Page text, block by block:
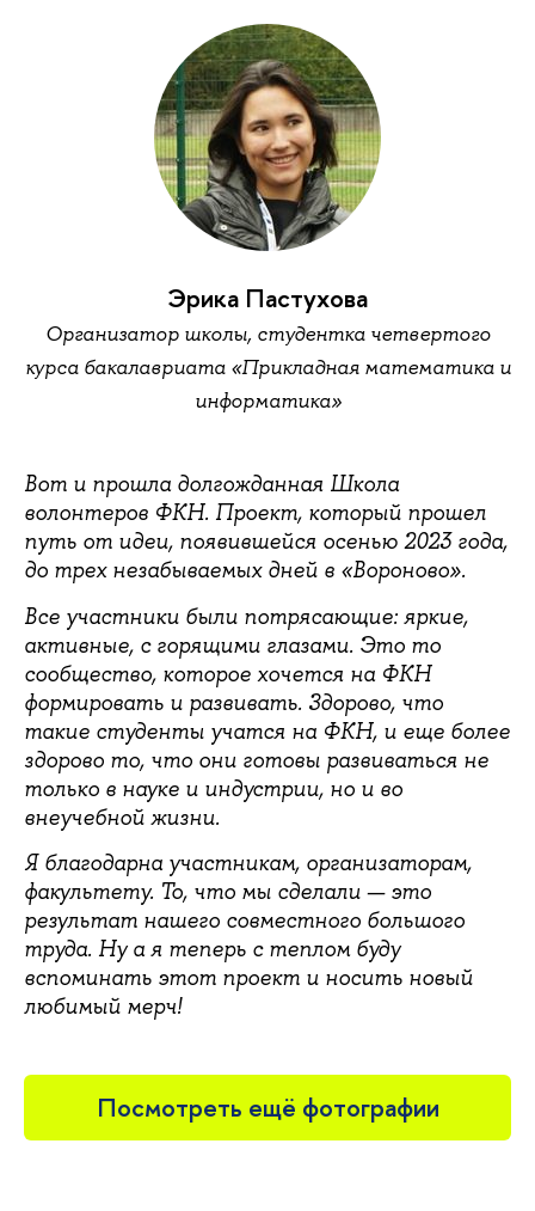
Эрика Пастухова
Организатор школы, студентка четвертого
курса бакалавриата «Прикладная математика и
информатика»
Вот и прошла долгожданная Школа
волонтеров ФКН. Проект, который прошел
путь от идеи, появившейся осенью 2023 года,
до трех незабываемых дней в «Вороново».
Все участники были потрясающие: яркие,
активные, с горящими глазами. Это то
сообщество, которое хочется на ФКН
формировать и развивать. Здорово, что
такие студенты учатся на ФКН, и еще более
здорово то, что они готовы развиваться не
только в науке и индустрии, но и во
внеучебной жизни.
Я благодарна участникам, организаторам,
факультету. То, что мы сделали — это
результат нашего совместного большого
труда. Ну а я теперь с теплом буду
вспоминать этот проект и носить новый
любимый мерч!
Посмотреть ещё фотографии